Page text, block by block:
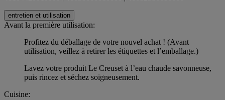
entretien et utilisation
Avant la première utilisation:
Profitez du déballage de votre nouvel achat ! (Avant
utilisation, veillez à retirer les étiquettes et l’emballage.)
Lavez votre produit Le Creuset à l’eau chaude savonneuse,
puis rincez et séchez soigneusement.
Cuisine: